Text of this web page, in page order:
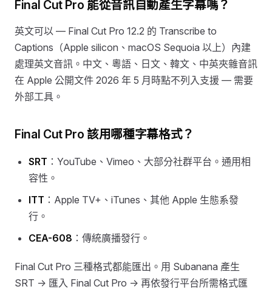
Final Cut Pro 能從音訊自動產生字幕嗎？
英文可以 — Final Cut Pro 12.2 的 Transcribe to
Captions（Apple silicon、macOS Sequoia 以上）內建
處理英文音訊。中文、粵語、日文、韓文、中英夾雜音訊
在 Apple 公開文件 2026 年 5 月時點不列入支援 — 需要
外部工具。
Final Cut Pro 該用哪種字幕格式？
SRT ：YouTube、Vimeo、大部分社群平台。通用相
容性。
ITT ：Apple TV+、iTunes、其他 Apple 生態系發
行。
CEA-608 ：傳統廣播發行。
Final Cut Pro 三種格式都能匯出。用 Subanana 產生
SRT → 匯入 Final Cut Pro → 再依發行平台所需格式匯